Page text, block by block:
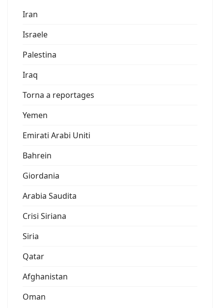
Iran
Israele
Palestina
Iraq
Torna a reportages
Yemen
Emirati Arabi Uniti
Bahrein
Giordania
Arabia Saudita
Crisi Siriana
Siria
Qatar
Afghanistan
Oman